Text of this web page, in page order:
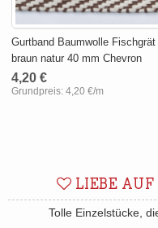
Gurtband Baumwolle Fischgrät
braun natur 40 mm Chevron
4,20 €
Grundpreis:4,20 €/m
LIEBE
Tolle Einzelstücke,